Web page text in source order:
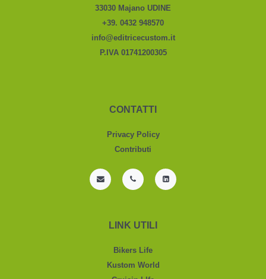
33030 Majano UDINE
+39. 0432 948570
info@editricecustom.it
P.IVA 01741200305
CONTATTI
Privacy Policy
Contributi
LINK UTILI
Bikers Life
Kustom World